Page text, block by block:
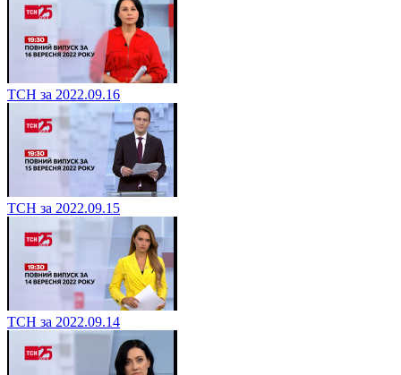
ТСН за 2022.09.16
ТСН за 2022.09.15
ТСН за 2022.09.14